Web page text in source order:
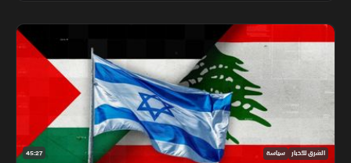
45:27 الشرق للأخبار سياسة